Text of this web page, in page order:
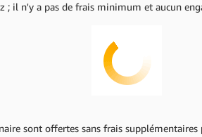
; il n'y a pas de frais minimum et aucun
sont offertes sans frais